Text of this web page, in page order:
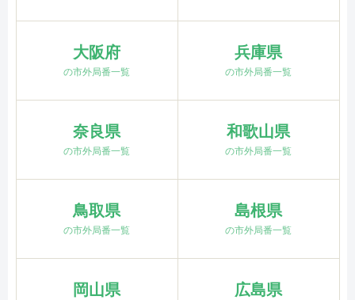
大阪府
の市外局番一覧
兵庫県
の市外局番一覧
奈良県
の市外局番一覧
和歌山県
の市外局番一覧
鳥取県
の市外局番一覧
島根県
の市外局番一覧
岡山県 広島県